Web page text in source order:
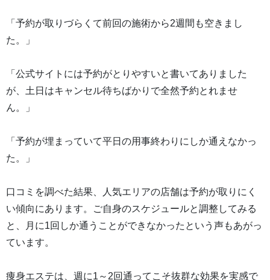
「予約が取りづらくて前回の施術から2週間も空きまし
た。」
「公式サイトには予約がとりやすいと書いてありました
が、土日はキャンセル待ちばかりで全然予約とれませ
ん。」
「予約が埋まっていて平日の用事終わりにしか通えなかっ
た。」
口コミを調べた結果、人気エリアの店舗は予約が取りにく
い傾向にあります。ご自身のスケジュールと調整してみる
と、月に1回しか通うことができなかったという声もあがっ
ています。
痩身エステは、週に1～2回通ってこそ抜群な効果を実感で